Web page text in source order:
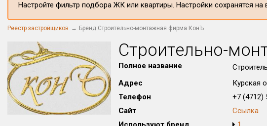
Настройте фильтр подбора ЖК или квартиры. Настройки сохранятся
Реестр застройщиков Бренд Строительно-монтажная фирма КонЪ
Строительно-
Полное название
Адрес
Курская
Телефон
+7 (4712)
Сайт
Ссылка